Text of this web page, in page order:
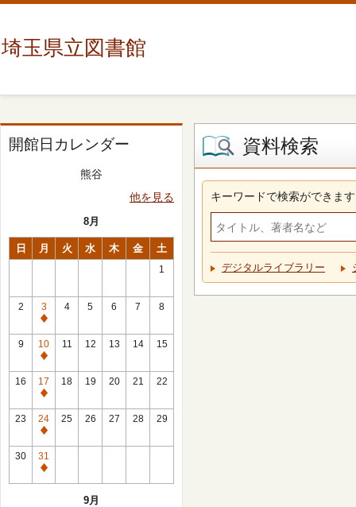
埼玉県立図書館
開館日カレンダー
熊谷
他を見る
8月
日 月 火 水 木 金 土
1
2
3
休
館
日
4 5 6 7 8
9
10
休
館
日
11 12 13 14 15
16
17
休
館
日
18 19 20 21 22
23
24
休
館
日
25 26 27 28 29
30
31
休
9月
資料検索
キーワードで検索ができます
デジタルライブラリー